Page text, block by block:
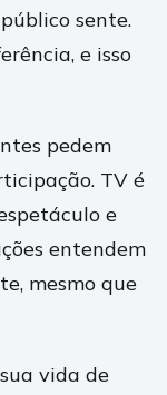
sente.
e isso
pedem
TV é
e
entendem
mesmo que
vida de